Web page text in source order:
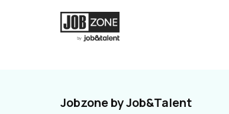
Jobzone by Job&Talent